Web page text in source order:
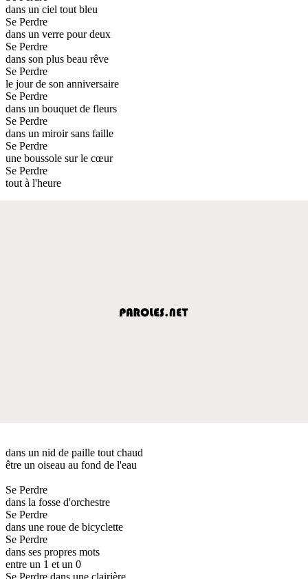
dans un ciel tout bleu
Se Perdre
dans un verre pour deux
Se Perdre
dans son plus beau rêve
Se Perdre
le jour de son anniversaire
Se Perdre
dans un bouquet de fleurs
Se Perdre
dans un miroir sans faille
Se Perdre
une boussole sur le cœur
Se Perdre
tout à l'heure
dans un nid de paille tout chaud
être un oiseau au fond de l'eau
Se Perdre
dans la fosse d'orchestre
Se Perdre
dans une roue de bicyclette
Se Perdre
dans ses propres mots
entre un 1 et un 0
Se Perdre dans une clairière